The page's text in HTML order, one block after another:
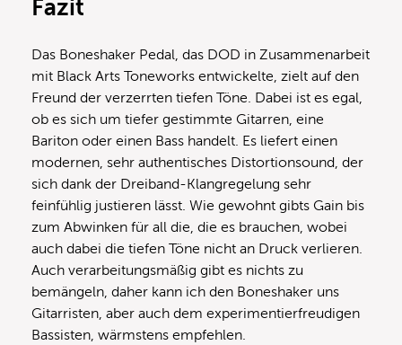
Fazit
Das Boneshaker Pedal, das DOD in Zusammenarbeit
mit Black Arts Toneworks entwickelte, zielt auf den
Freund der verzerrten tiefen Töne. Dabei ist es egal,
ob es sich um tiefer gestimmte Gitarren, eine
Bariton oder einen Bass handelt. Es liefert einen
modernen, sehr authentisches Distortionsound, der
sich dank der Dreiband-Klangregelung sehr
feinfühlig justieren lässt. Wie gewohnt gibts Gain bis
zum Abwinken für all die, die es brauchen, wobei
auch dabei die tiefen Töne nicht an Druck verlieren.
Auch verarbeitungsmäßig gibt es nichts zu
bemängeln, daher kann ich den Boneshaker uns
Gitarristen, aber auch dem experimentierfreudigen
Bassisten, wärmstens empfehlen.